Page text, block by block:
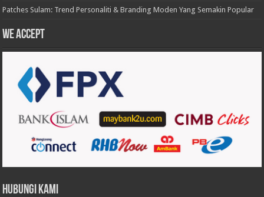
Patches Sulam: Trend Personaliti & Branding Moden Yang Semakin Popular
We accept
Hubungi Kami